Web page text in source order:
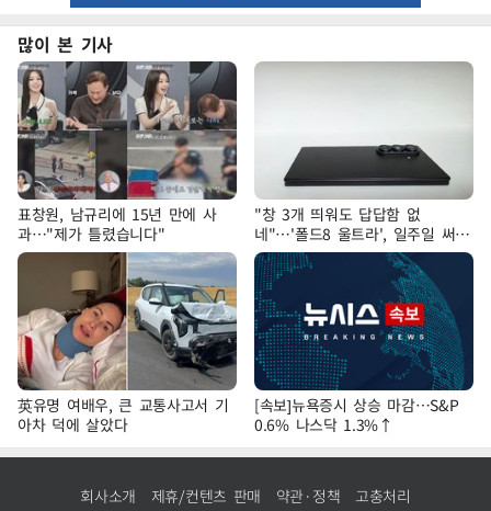
많이 본 기사
표창원, 남규리에 15년 만에 사
과…"제가 틀렸습니다"
"창 3개 띄워도 답답함 없
네"…'폴드8 울트라', 일주일 써보
니
英유명 여배우, 큰 교통사고서 기
아차 덕에 살았다
[속보]뉴욕증시 상승 마감…S&P
0.6% 나스닥 1.3%↑
회사소개 제휴/컨텐츠 판매 약관·정책 고충처리